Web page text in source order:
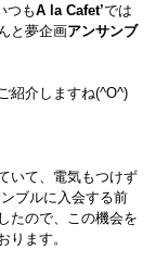
つもA la Cafet’では
と夢企画アンサンブ
紹介しますね(^O^)
いて、電気もつけず
ブルに入会する前
たので、この機会を
ります。